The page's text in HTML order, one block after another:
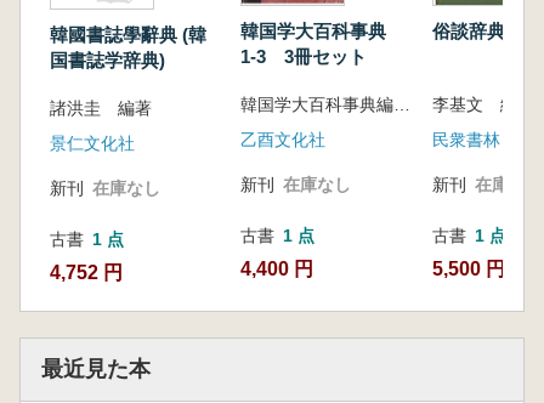
韓國書誌學辭典 (韓
国書誌学辞典)
諸洪圭 編著
景仁文化社
新刊 在庫なし
古書 1 点
4,752 円
韓国学大百科事典
1-3 3冊セット
乙酉文化社
新刊 在庫なし
古書 1 点
4,400 円
俗談辞典
李基文 編
民衆書林
新刊 在庫なし
古書 1 点
5,500 円
最近見た本